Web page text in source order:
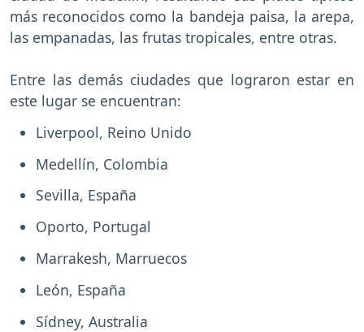
más reconocidos como la bandeja paisa, la arepa,
las empanadas, las frutas tropicales, entre otras.
Entre las demás ciudades que lograron estar en
este lugar se encuentran:
Liverpool, Reino Unido
Medellín, Colombia
Sevilla, España
Oporto, Portugal
Marrakesh, Marruecos
León, España
Sídney, Australia